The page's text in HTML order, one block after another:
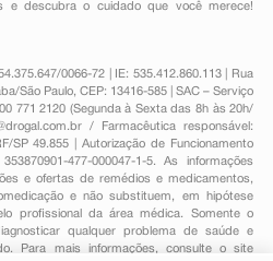
e descubra o cuidado que você merece!
0066-72 | IE: 535.412.860.113 | Rua
São Paulo, CEP: 13416-585 | SAC – Serviço
771 2120 (Segunda à Sexta das 8h às 20h/
/ Farmacêutica responsável:
SP 49.855 | Autorização de Funcionamento
477-000047-1-5. As informações
e ofertas de remédios e medicamentos,
e não substituem, em hipótese
profissional da área médica. Somente o
qualquer problema de saúde e
Para mais informações, consulte o site